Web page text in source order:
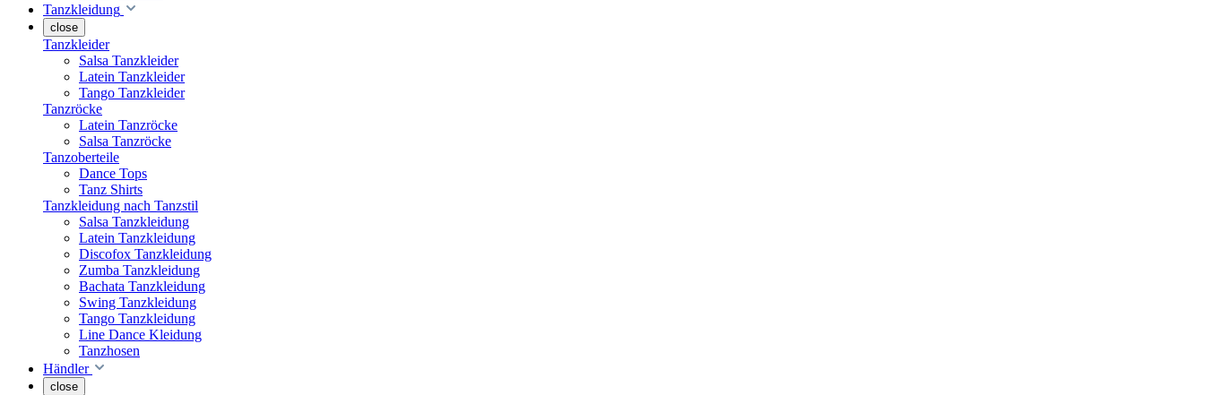
Tanzkleidung
close
Tanzkleider
Salsa Tanzkleider
Latein Tanzkleider
Tango Tanzkleider
Tanzröcke
Latein Tanzröcke
Salsa Tanzröcke
Tanzoberteile
Dance Tops
Tanz Shirts
Tanzkleidung nach Tanzstil
Salsa Tanzkleidung
Latein Tanzkleidung
Discofox Tanzkleidung
Zumba Tanzkleidung
Bachata Tanzkleidung
Swing Tanzkleidung
Tango Tanzkleidung
Line Dance Kleidung
Tanzhosen
Händler
close